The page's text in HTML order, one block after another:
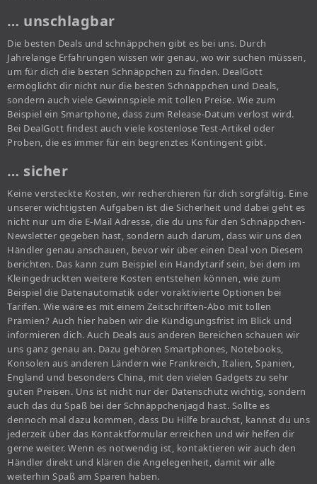
… unschlagbar
Die besten Deals und schnäppchen gibt es bei uns. Durch
Jahrelange Erfahrungen wissen wir genau, wo wir suchen müssen,
um für dich die besten Schnäppchen zu finden. DealGott
ermöglicht dir nicht nur die besten Schnäppchen und Deals,
sondern auch viele Gewinnspiele mit tollen Preise. Wie zum
Beispiel ein Smartphone, dass zum Release-Datum verlost wird.
Bei DealGott findest auch viele kostenlose Test-Artikel oder
Proben, die es immer für ein begrenztes Kontingent gibt.
… sicher
Keine versteckte Kosten, wir recherchieren für dich sorgfältig. Eine
unserer wichtigsten Aufgaben ist die Sicherheit und dabei geht es
nicht nur um die E-Mail Adresse, die du uns für den Schnäppchen-
Newsletter gegeben hast, sondern auch darum, dass wir uns den
Händler genau anschauen, bevor wir über einen Deal von Diesem
berichten. Das kann zum Beispiel ein Handytarif sein, bei dem im
Kleingedruckten weitere Kosten entstehen können, wie zum
Beispiel die Datenautomatik oder voraktivierte Optionen bei
Tarifen. Wie wäre es mit einem Zeitschriften-Abo mit tollen
Prämien? Auch hier haben wir die Kündigungsfrist im Blick und
informieren dich. Auch Deals aus anderen Bereichen schauen wir
uns ganz genau an. Dazu gehören Smartphones, Notebooks,
Konsolen aus anderen Ländern wie Frankreich, Italien, Spanien,
England und besonders China, mit den vielen Gadgets zu sehr
guten Preisen. Uns ist nicht nur der Datenschutz wichtig, sondern
auch das du Spaß bei der Schnäppchenjagd hast. Sollte es
dennoch mal dazu kommen, dass Du Hilfe brauchst, kannst du uns
jederzeit über das Kontaktformular erreichen und wir helfen dir
gerne weiter. Wenn es notwendig ist, kontaktieren wir auch den
Händler direkt und klären die Angelegenheit, damit wir alle
weiterhin Spaß am Sparen haben.